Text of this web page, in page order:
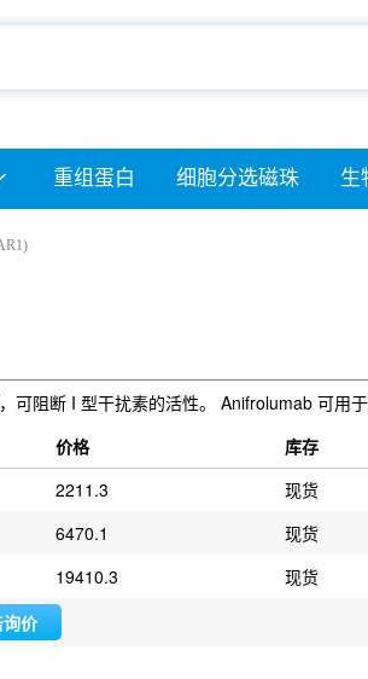
重组蛋白 细胞分选磁珠 生
阻断 I 型干扰素的活性。 Anifrolumab 可用
价格 库存
2211.3
现货
6470.1
现货
19410.3
现货
询价